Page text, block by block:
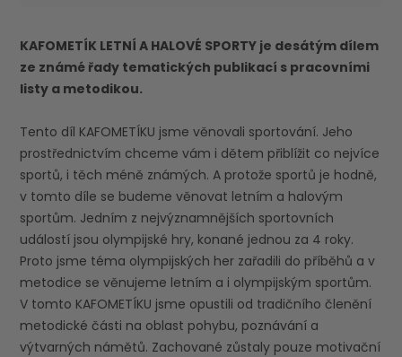
KAFOMETÍK LETNÍ A HALOVÉ SPORTY je desátým dílem
ze známé řady tematických publikací s pracovními
listy a metodikou.
Tento díl KAFOMETÍKU jsme věnovali sportování. Jeho
prostřednictvím chceme vám i dětem přiblížit co nejvíce
sportů, i těch méně známých. A protože sportů je hodně,
v tomto díle se budeme věnovat letním a halovým
sportům. Jedním z nejvýznamnějších sportovních
událostí jsou olympijské hry, konané jednou za 4 roky.
Proto jsme téma olympijských her zařadili do příběhů a v
metodice se věnujeme letním a i olympijským sportům.
V tomto KAFOMETÍKU jsme opustili od tradičního členění
metodické části na oblast pohybu, poznávání a
výtvarných námětů. Zachované zůstaly pouze motivační